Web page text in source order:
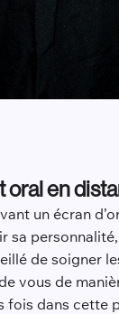
oral en
un écran
sa
de soigner
vous de
dans cette